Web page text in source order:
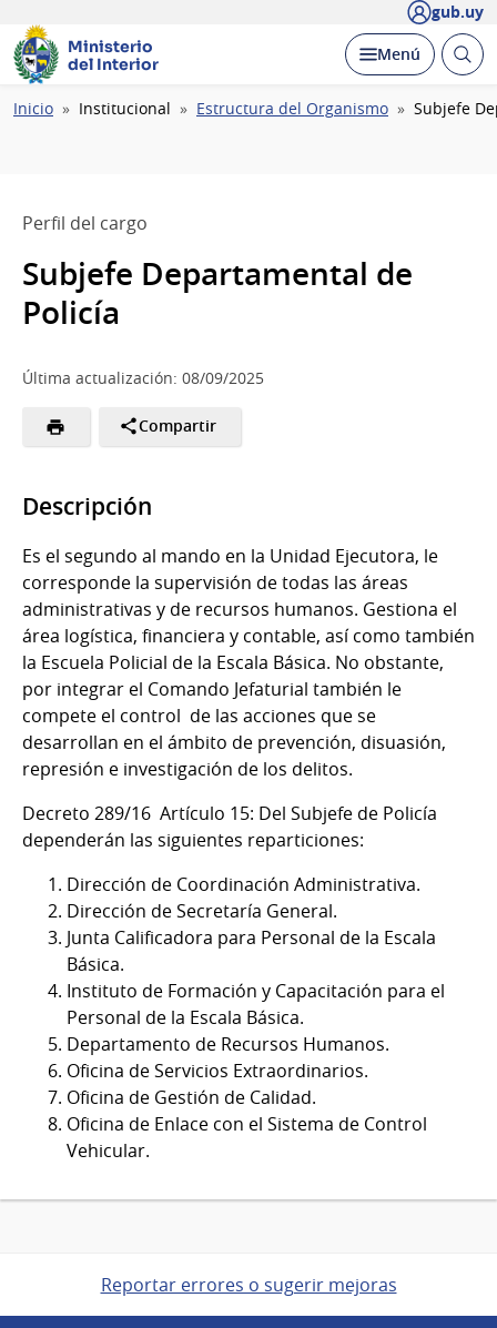
gub.uy
Ministerio
del Interior
Desplegar
Menú Abrir
Ruta
Inicio Institucional Estructura del Organismo Subjefe
Perfil del cargo
Subjefe Departamental de
Policía
Última actualización: 08/09/2025
Compartir
Descripción
Es el segundo al mando en la Unidad Ejecutora, le
corresponde la supervisión de todas las áreas
administrativas y de recursos humanos. Gestiona el
área logística, financiera y contable, así como también
la Escuela Policial de la Escala Básica. No obstante,
por integrar el Comando Jefaturial también le
compete el control de las acciones que se
desarrollan en el ámbito de prevención, disuasión,
represión e investigación de los delitos.
Decreto 289/16 Artículo 15: Del Subjefe de Policía
dependerán las siguientes reparticiones:
Dirección de Coordinación Administrativa.
Dirección de Secretaría General.
Junta Calificadora para Personal de la Escala
Básica.
Instituto de Formación y Capacitación para el
Personal de la Escala Básica.
Departamento de Recursos Humanos.
Oficina de Servicios Extraordinarios.
Oficina de Gestión de Calidad.
Oficina de Enlace con el Sistema de Control
Vehicular.
Reportar errores o sugerir mejoras